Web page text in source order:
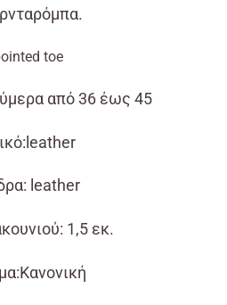
toe
από 36 έως 45
leather
1,5 εκ.